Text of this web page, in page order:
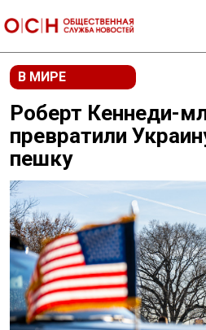
В МИРЕ
Роберт Кеннеди-
превратили
пешку